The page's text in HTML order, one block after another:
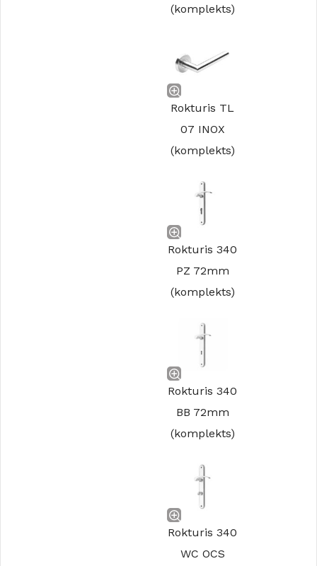
(komplekts)
Rokturis TL
07 INOX
(komplekts)
Rokturis 340
PZ 72mm
(komplekts)
Rokturis 340
BB 72mm
(komplekts)
Rokturis 340
WC OCS